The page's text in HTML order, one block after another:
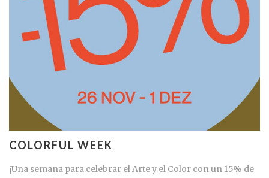
COLORFUL WEEK
¡Una semana para celebrar el Arte y el Color con un 15% de